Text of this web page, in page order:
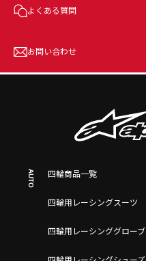
よくある質問
お問い合わせ
AUTO 四輪商品一覧
四輪用レーシングスーツ
四輪用レーシンググローブ